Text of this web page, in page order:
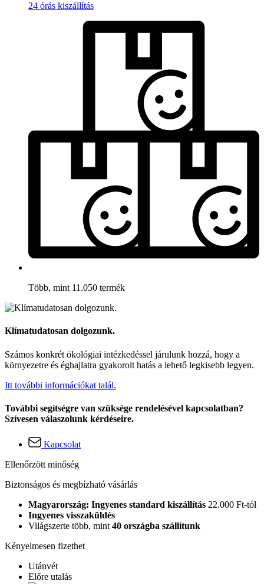
24 órás kiszállítás
Több, mint 11.050 termék
Klímatudatosan dolgozunk.
Számos konkrét ökológiai intézkedéssel járulunk hozzá, hogy a
környezetre és éghajlatra gyakorolt hatás a lehető legkisebb legyen.
Itt további információkat talál.
További segítségre van szüksége rendelésével kapcsolatban?
Szívesen válaszolunk kérdéseire.
Kapcsolat
Ellenőrzött minőség
Biztonságos és megbízható vásárlás
Magyarország: Ingyenes standard kiszállítás 22.000 Ft-tól
Ingyenes visszaküldés
Világszerte több, mint 40 országba szállítunk
Kényelmesen fizethet
Utánvét
Előre utalás